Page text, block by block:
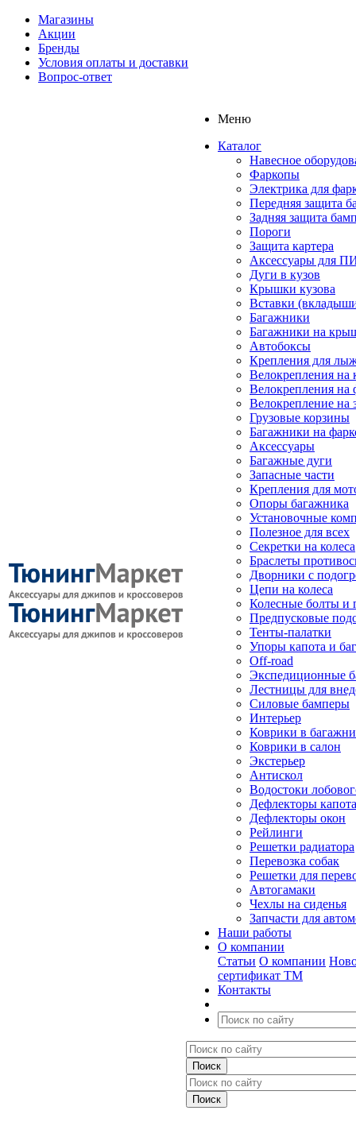
Магазины
Акции
Бренды
Условия оплаты и доставки
Вопрос-ответ
Меню
Каталог
Навесное
Фаркопы
Электрика для
Передняя защита
Задняя защита
Пороги
Защита картера
Аксессуары для
Дуги в кузов
Крышки кузова
Вставки
Багажники
Багажники на
Автобоксы
Крепления для
Велокрепления
Велокрепления на
Велокрепление на
Грузовые корзины
Багажники на
Аксессуары
Багажные дуги
Запасные части
Крепления для
Опоры багажника
Установочные
Полезное для всех
Секретки на колеса
Браслеты
Дворники с
Цепи на колеса
Колесные болты и
Предпусковые
Тенты-палатки
Упоры капота и
Off-road
Экспедиционные
Лестницы для
Силовые бамперы
Интерьер
Коврики в
Коврики в салон
Экстерьер
Антискол
Водостоки
Дефлекторы капота
Дефлекторы окон
Рейлинги
Решетки радиатора
Перевозка собак
Решетки для
Автогамаки
Чехлы на сиденья
Запчасти для
Наши работы
О компании
Статьи О компании
сертификат ТМ
Контакты